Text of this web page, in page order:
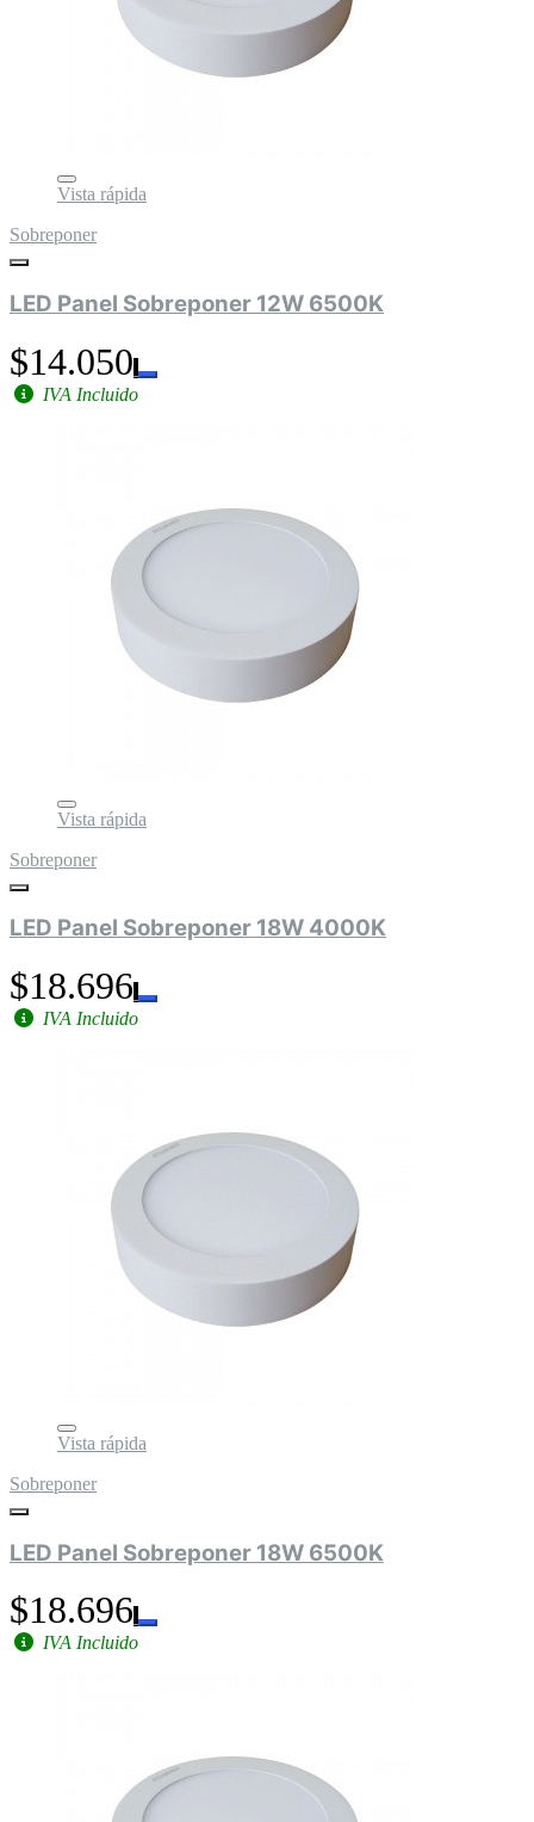
Vista rápida
Sobreponer
LED Panel Sobreponer 12W 6500K
$14.050
IVA Incluido
Vista rápida
Sobreponer
LED Panel Sobreponer 18W 4000K
$18.696
IVA Incluido
Vista rápida
Sobreponer
LED Panel Sobreponer 18W 6500K
$18.696
IVA Incluido